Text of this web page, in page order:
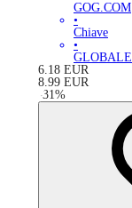
GOG.COM
•
Chiave
•
GLOBALE
6.18 EUR
8.99 EUR
-31%